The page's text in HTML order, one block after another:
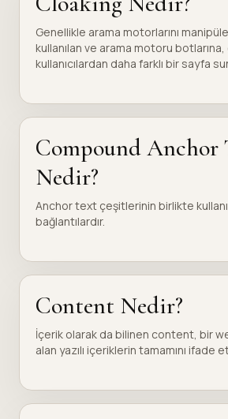
Genellikle arama motorlarını
kullanılan ve arama motoru
kullanıcılardan daha farklı bir sayfa
Compound Anchor
Nedir?
Anchor text çeşitlerinin birlikte
bağlantılardır.
Content Nedir?
İçerik olarak da bilinen content, bir
alan yazılı içeriklerin tamamını ifade